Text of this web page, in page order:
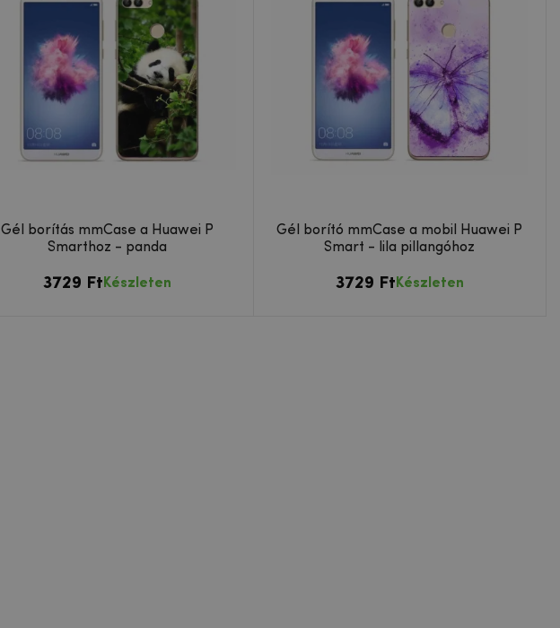
Gél borítás mmCase a Huawei P
Smarthoz - panda
3729 Ft Készleten
Gél borító mmCase a mobil Huawei P
Smart - lila pillangóhoz
3729 Ft Készleten